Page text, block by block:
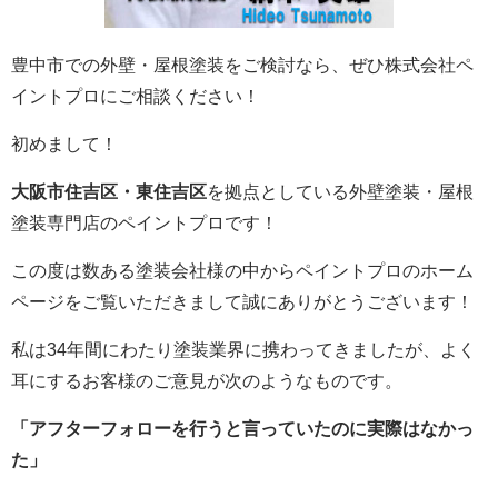
豊中市での外壁・屋根塗装をご検討なら、ぜひ株式会社ペ
イントプロにご相談ください！
初めまして！
大阪市住吉区・東住吉区を拠点としている外壁塗装・屋根
塗装専門店のペイントプロです！
この度は数ある塗装会社様の中からペイントプロのホーム
ページをご覧いただきまして誠にありがとうございます！
私は34年間にわたり塗装業界に携わってきましたが、よく
耳にするお客様のご意見が次のようなものです。
「アフターフォローを行うと言っていたのに実際はなかっ
た」